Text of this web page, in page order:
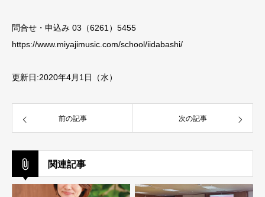
問合せ・申込み 03（6261）5455
https://www.miyajimusic.com/school/iidabashi/
更新日:2020年4月1日（水）
前の記事 次の記事
関連記事